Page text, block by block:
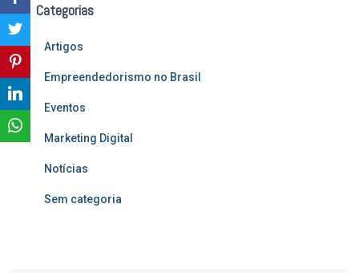
Categorias
Artigos
Empreendedorismo no Brasil
Eventos
Marketing Digital
Notícias
Sem categoria